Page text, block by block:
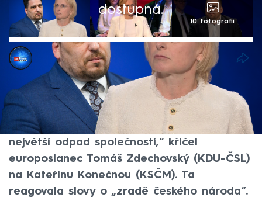
dostupná.
10 fotografií
CNN Prima NEWS
22. kvě 2026, 11:42
Ostrá hádka se ve studiu CNN Prima NEWS
strhla ohledně sjezdu Sudetoněmeckého
krajanského sdružení v Brně. „Jste ten
největší odpad společnosti,“ křičel
europoslanec Tomáš Zdechovský (KDU-ČSL)
na Kateřinu Konečnou (KSČM). Ta
reagovala slovy o „zradě českého národa“.